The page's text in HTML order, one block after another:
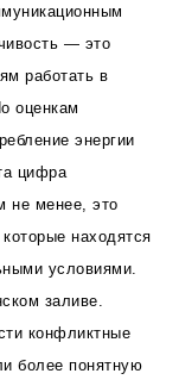
— это
работать в
оценкам
энергии
цифра
не менее, это
находятся
условиями.
заливе.
конфликтные
более понятную